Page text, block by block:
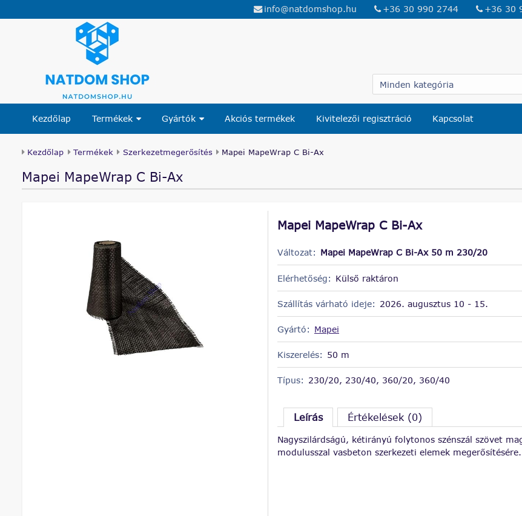
info@natdomshop.hu +36 30 990 2744 +36 30
Kezdőlap Termékek Gyártók Akciós termékek Kivitelezői regisztráció Kapcsolat
Kezdőlap Termékek Szerkezetmegerősítés Mapei MapeWrap C Bi-Ax
Mapei MapeWrap C Bi-Ax
Mapei MapeWrap C Bi-Ax
Változat: Mapei MapeWrap C Bi-Ax 50 m 230/20
Elérhetőség: Külső raktáron
Szállítás várható ideje: 2026. augusztus 10 - 15.
Gyártó: Mapei
Kiszerelés: 50 m
Típus: 230/20, 230/40, 360/20, 360/40
Leírás Értékelések (0)
Nagyszilárdságú, kétirányú folytonos szénszál szövet
modulusszal vasbeton szerkezeti elemek megerősítésére.